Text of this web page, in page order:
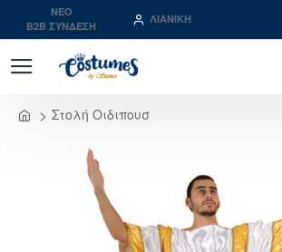
NEO
B2B ΣΥΝΔΕΣΗ
ΛΙΑΝΙΚΉ
Στολή Οιδιπουσ